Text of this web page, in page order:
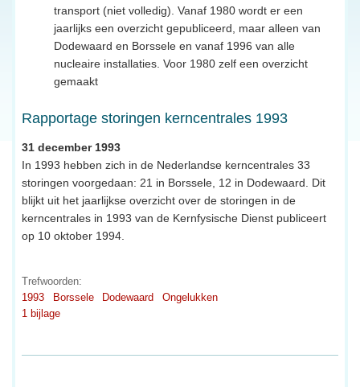
transport (niet volledig). Vanaf 1980 wordt er een
jaarlijks een overzicht gepubliceerd, maar alleen van
Dodewaard en Borssele en vanaf 1996 van alle
nucleaire installaties. Voor 1980 zelf een overzicht
gemaakt
Rapportage storingen kerncentrales 1993
31 december 1993
In 1993 hebben zich in de Nederlandse kerncentrales 33
storingen voorgedaan: 21 in Borssele, 12 in Dodewaard. Dit
blijkt uit het jaarlijkse overzicht over de storingen in de
kerncentrales in 1993 van de Kernfysische Dienst publiceert
op 10 oktober 1994.
Trefwoorden:
1993
Borssele Dodewaard
Ongelukken
1 bijlage